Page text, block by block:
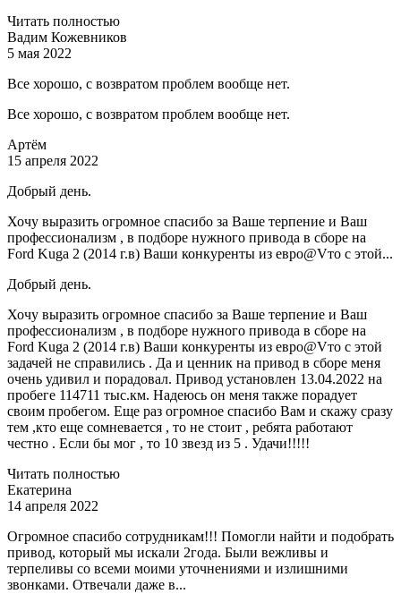
Читать полностью
Вадим Кожевников
5 мая 2022
Все хорошо, с возвратом проблем вообще нет.
Все хорошо, с возвратом проблем вообще нет.
Артём
15 апреля 2022
Добрый день.
Хочу выразить огромное спасибо за Ваше терпение и Ваш
профессионализм , в подборе нужного привода в сборе на
Ford Kuga 2 (2014 г.в) Ваши конкуренты из евро@Vто с этой...
Добрый день.
Хочу выразить огромное спасибо за Ваше терпение и Ваш
профессионализм , в подборе нужного привода в сборе на
Ford Kuga 2 (2014 г.в) Ваши конкуренты из евро@Vто с этой
задачей не справились . Да и ценник на привод в сборе меня
очень удивил и порадовал. Привод установлен 13.04.2022 на
пробеге 114711 тыс.км. Надеюсь он меня также порадует
своим пробегом. Еще раз огромное спасибо Вам и скажу сразу
тем ,кто еще сомневается , то не стоит , ребята работают
честно . Если бы мог , то 10 звезд из 5 . Удачи!!!!!
Читать полностью
Екатерина
14 апреля 2022
Огромное спасибо сотрудникам!!! Помогли найти и подобрать
привод, который мы искали 2года. Были вежливы и
терпеливы со всеми моими уточнениями и излишними
звонками. Отвечали даже в...